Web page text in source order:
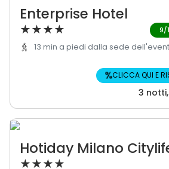
Enterprise Hotel
★★★★ 9/
13 min a piedi dalla sede
%CLICCA QUI E
3
Hotiday Milano
★★★★